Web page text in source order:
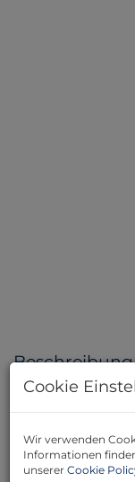
Beschreibung
großzügigen
Cookie
Wir verwenden
Informationen
unserer Cookie